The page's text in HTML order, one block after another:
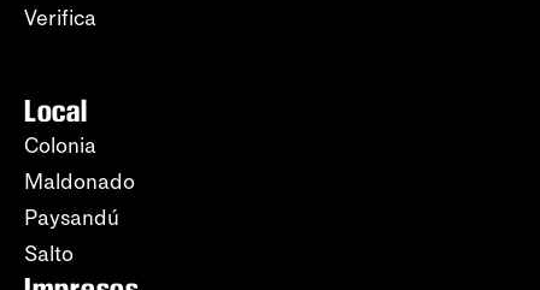
Verifica
Local
Colonia
Maldonado
Paysandú
Salto